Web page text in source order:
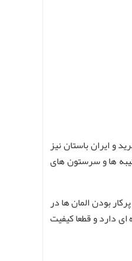
و ایران باستان نیز
ها و سرستون های
بودن المان ها در
دارد و قطعا کیفیت